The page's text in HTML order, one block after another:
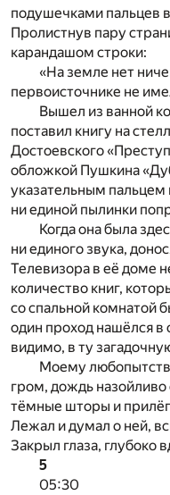
подушечками пальцев
Пролистнув пару
карандашом строки:
«На земле нет
первоисточнике не
Вышел из ванной
поставил книгу на
Достоевского
обложкой Пушкина
указательным
ни единой пылинки
Когда она была
ни единого звука,
Телевизора в её доме
количество книг,
со спальной комнатой
один проход нашёлся в
видимо, в ту
Моему
гром, дождь назойливо
тёмные шторы и
Лежал и думал о ней,
Закрыл глаза, глубоко
5
05:30